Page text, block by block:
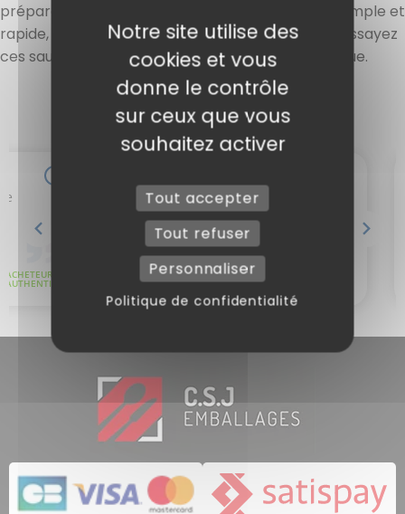
1 avis
préparations culinaires. Enfin, leur utilisation est simple et
rapide, ainsi vous gagnerez du temps en cuisine. Essayez
ces sauces pour une cuisine savoureuse et pratique.
Notre site utilise des
cookies et vous
donne le contrôle
sur ceux que vous
souhaitez activer
Tout accepter
Tout refuser
Personnaliser
Politique de confidentialité